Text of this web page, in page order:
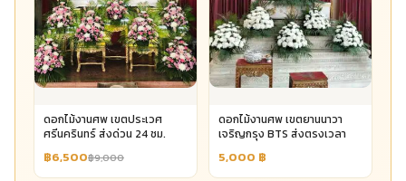
ดอกไม้งานศพ เขตประเวศ
ศรีนครินทร์ ส่งด่วน 24 ชม.
฿6,500฿9,000
ดอกไม้งานศพ เขตยานนาวา
เจริญกรุง BTS ส่งตรงเวลา
5,000 ฿